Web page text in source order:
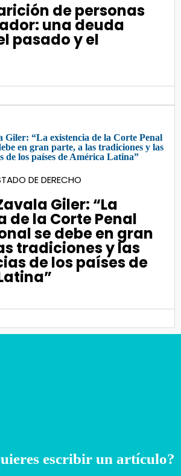
de personas
una deuda
pasado y el
DE DERECHO
Giler: “La
de la Corte Penal
se debe en gran
tradiciones y las
de los países de
escribir un artículo?